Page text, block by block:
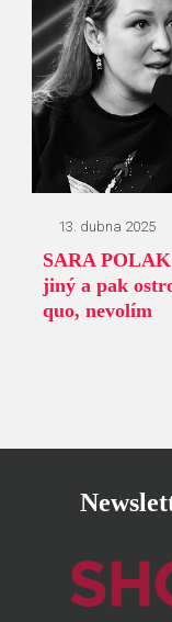
13. dubna 2025
SARA
jiný a pak
quo, nevolím